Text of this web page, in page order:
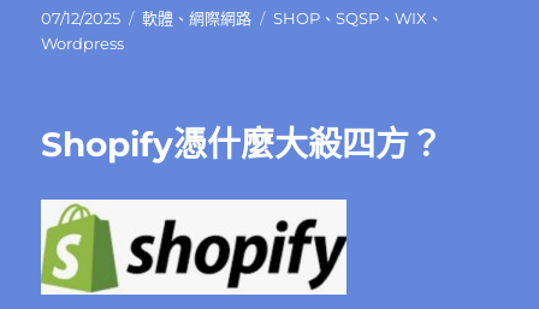
發
佈
07/12/2025
分
軟體 、網際網路
標
SHOP 、SQSP 、WIX 、
Wordpress
Shopify憑什麼大殺四方？